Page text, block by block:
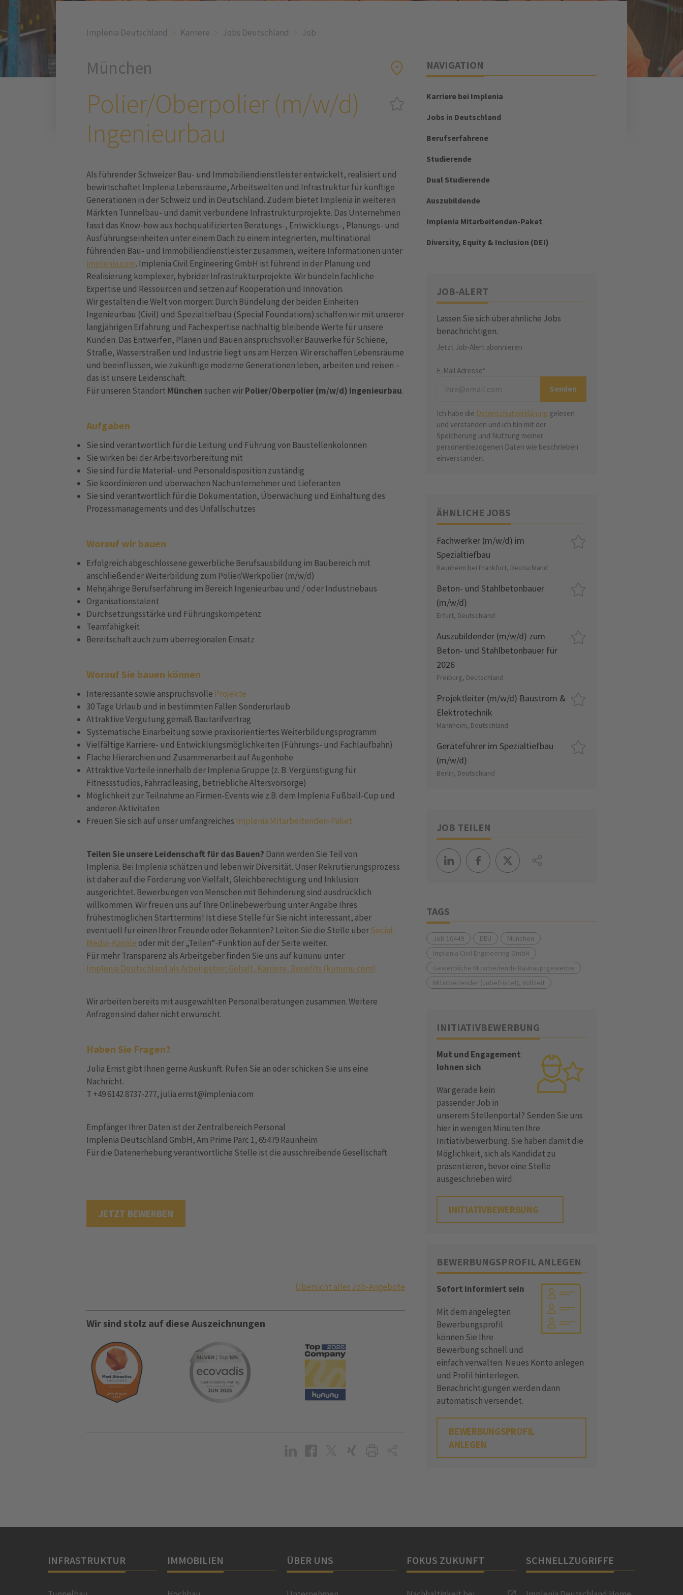
Implenia Deutschland Karriere Jobs Deutschland Job
München
Polier/Oberpolier (m/w/d)
Ingenieurbau
Als führender Schweizer Bau- und Immobiliendienstleister entwickelt, realisiert und
bewirtschaftet Implenia Lebensräume, Arbeitswelten und Infrastruktur für künftige
Generationen in der Schweiz und in Deutschland. Zudem bietet Implenia in weiteren
Märkten Tunnelbau- und damit verbundene Infrastrukturprojekte. Das Unternehmen
fasst das Know-how aus hochqualifizierten Beratungs-, Entwicklungs-, Planungs- und
Ausführungseinheiten unter einem Dach zu einem integrierten, multinational
führenden Bau- und Immobiliendienstleister zusammen, weitere Informationen unter
implenia.com. Implenia Civil Engineering GmbH ist führend in der Planung und
Realisierung komplexer, hybrider Infrastrukturprojekte. Wir bündeln fachliche
Expertise und Ressourcen und setzen auf Kooperation und Innovation.
Wir gestalten die Welt von morgen: Durch Bündelung der beiden Einheiten
Ingenieurbau (Civil) und Spezialtiefbau (Special Foundations) schaffen wir mit unserer
langjährigen Erfahrung und Fachexpertise nachhaltig bleibende Werte für unsere
Kunden. Das Entwerfen, Planen und Bauen anspruchsvoller Bauwerke für Schiene,
Straße, Wasserstraßen und Industrie liegt uns am Herzen. Wir erschaffen Lebensräume
und beeinflussen, wie zukünftige moderne Generationen leben, arbeiten und reisen –
das ist unsere Leidenschaft.
Für unseren Standort Münchensuchen wirPolier/Oberpolier (m/w/d) Ingenieurbau.
Aufgaben
Sie sind verantwortlich für die Leitung und Führung von Baustellenkolonnen
Sie wirken bei der Arbeitsvorbereitung mit
Sie sind für die Material- und Personaldisposition zuständig
Sie koordinieren und überwachen Nachunternehmer und Lieferanten
Sie sind verantwortlich für die Dokumentation, Überwachung und Einhaltung des
Prozessmanagements und des Unfallschutzes
Worauf wir bauen
Erfolgreich abgeschlossene gewerbliche Berufsausbildung im Baubereich mit
anschließender Weiterbildung zum Polier/Werkpolier (m/w/d)
Mehrjährige Berufserfahrung im Bereich Ingenieurbau und / oder Industriebaus
Organisationstalent
Durchsetzungsstärke und Führungskompetenz
Teamfähigkeit
Bereitschaft auch zum überregionalen Einsatz
Worauf Sie bauen können
Interessante sowie anspruchsvolle Projekte
30 Tage Urlaub und in bestimmten Fällen Sonderurlaub
Attraktive Vergütung gemäß Bautarifvertrag
Systematische Einarbeitung sowie praxisorientiertes Weiterbildungsprogramm
Vielfältige Karriere- und Entwicklungsmöglichkeiten (Führungs- und Fachlaufbahn)
Flache Hierarchien und Zusammenarbeit auf Augenhöhe
Attraktive Vorteile innerhalb der Implenia Gruppe (z. B. Vergünstigung für
Fitnessstudios, Fahrradleasing, betriebliche Altersvorsorge)
Möglichkeit zur Teilnahme an Firmen-Events wie z.B. dem Implenia Fußball-Cup und
anderen Aktivitäten
Freuen Sie sich auf unser umfangreiches Implenia Mitarbeitenden-Paket
Teilen Sie unsere Leidenschaft für das Bauen? Dann werden Sie Teil von
Implenia. Bei Implenia schätzen und leben wir Diversität. Unser Rekrutierungsprozess
ist daher auf die Förderung von Vielfalt, Gleichberechtigung und Inklusion
ausgerichtet. Bewerbungen von Menschen mit Behinderung sind ausdrücklich
willkommen. Wir freuen uns auf Ihre Onlinebewerbung unter Angabe Ihres
frühestmöglichen Starttermins! Ist diese Stelle für Sie nicht interessant, aber
eventuell für einen Ihrer Freunde oder Bekannten? Leiten Sie die Stelle überSocial-
Media-Kanäle oder mit der „Teilen“-Funktion auf der Seite weiter.
Für mehr Transparenz als Arbeitgeber finden Sie uns auf kununu unter
Implenia Deutschland als Arbeitgeber: Gehalt, Karriere, Benefits (kununu.com)
Wir arbeiten bereits mit ausgewählten Personalberatungen zusammen. Weitere
Anfragen sind daher nicht erwünscht.
Haben Sie Fragen?
Julia Ernst gibt Ihnen gerne Auskunft. Rufen Sie an oder schicken Sie uns eine
Nachricht.
T +49 6142 8737-277, julia.ernst@implenia.com
Empfänger Ihrer Daten ist der Zentralbereich Personal
Implenia Deutschland GmbH, Am Prime Parc 1, 65479 Raunheim
Für die Datenerhebung verantwortliche Stelle ist die ausschreibende Gesellschaft
JETZT BEWERBEN
Übersicht aller Job-Angebote
Wir sind stolz auf diese Auszeichnungen
NAVIGATION
Karriere bei Implenia
Jobs in Deutschland
Berufserfahrene
Studierende
Dual Studierende
Auszubildende
Implenia Mitarbeitenden-Paket
Diversity, Equity & Inclusion (DEI)
JOB-ALERT
Lassen Sie sich über ähnliche Jobs
benachrichtigen.
Jetzt Job-Alert abonnieren
E-Mail Adresse*
Ich habe die Datenschutzerklärung gelesen
und verstanden und ich bin mit der
Speicherung und Nutzung meiner
personenbezogenen Daten wie beschrieben
einverstanden.
ÄHNLICHE JOBS
Fachwerker (m/w/d) im
Spezialtiefbau
Raunheim bei Frankfurt, Deutschland
Beton- und Stahlbetonbauer
(m/w/d)
Erfurt, Deutschland
Auszubildender (m/w/d) zum
Beton- und Stahlbetonbauer für
2026
Freiburg, Deutschland
Projektleiter (m/w/d) Baustrom &
Elektrotechnik
Mannheim, Deutschland
Geräteführer im Spezialtiefbau
(m/w/d)
Berlin, Deutschland
JOB TEILEN
TAGS
Job 10449 DEU
München
Implenia Civil Engineering GmbH
Gewerbliche Mitarbeitende Bauhauptgewerbe
Mitarbeitender (unbefristet), Vollzeit
INITIATIVBEWERBUNG
Mut und Engagement
lohnen sich
War gerade kein
passender Job in
unserem Stellenportal? Senden Sie uns
hier in wenigen Minuten Ihre
Initiativbewerbung. Sie haben damit die
Möglichkeit, sich als Kandidat zu
präsentieren, bevor eine Stelle
ausgeschrieben wird.
INITIATIVBEWERBUNG
BEWERBUNGSPROFIL ANLEGEN
Sofort informiert sein
Mit dem angelegten
Bewerbungsprofil
können Sie Ihre
Bewerbung schnell und
einfach verwalten. Neues Konto anlegen
und Profil hinterlegen.
Benachrichtigungen werden dann
automatisch versendet.
BEWERBUNGSPROFIL
ANLEGEN
INFRASTRUKTUR IMMOBILIEN ÜBER UNS FOKUS ZUKUNFT SCHNELLZUGRIFFE